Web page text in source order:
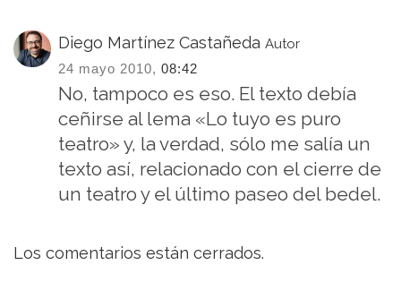
Diego Martínez Castañeda Autor
24 mayo 2010, 08:42
No, tampoco es eso. El texto debía
ceñirse al lema «Lo tuyo es puro
teatro» y, la verdad, sólo me salía un
texto así, relacionado con el cierre de
un teatro y el último paseo del bedel.
Los comentarios están cerrados.